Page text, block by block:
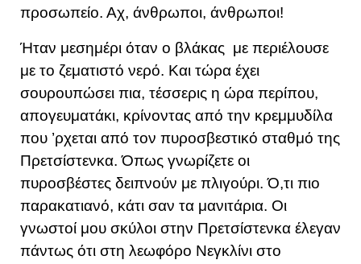
προσωπείο. Αχ, άνθρωποι, άνθρωποι!
Ήταν μεσημέρι όταν ο βλάκας με περιέλουσε
με το ζεματιστό νερό. Και τώρα έχει
σουρουπώσει πια, τέσσερις η ώρα περίπου,
απογευματάκι, κρίνοντας από την κρεμμυδίλα
που ’ρχεται από τον πυροσβεστικό σταθμό της
Πρετσίστενκα. Όπως γνωρίζετε οι
πυροσβέστες δειπνούν με πλιγούρι. Ό,τι πιο
παρακατιανό, κάτι σαν τα μανιτάρια. Οι
γνωστοί μου σκύλοι στην Πρετσίστενκα έλεγαν
πάντως ότι στη λεωφόρο Νεγκλίνι στο